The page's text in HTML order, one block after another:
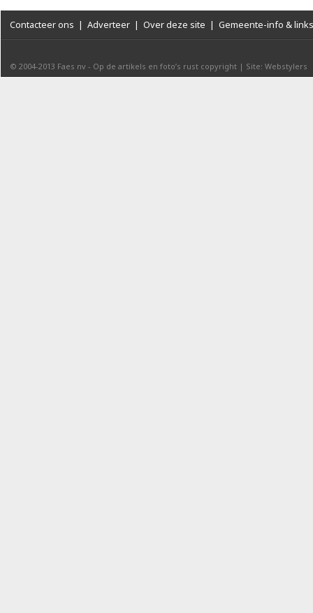
Contacteer ons | Adverteer | Over deze site | Gemeente-info & links
© 2004-2013 Faes nv - Op de artikels en foto’s rust copyright | Site: Webstylers